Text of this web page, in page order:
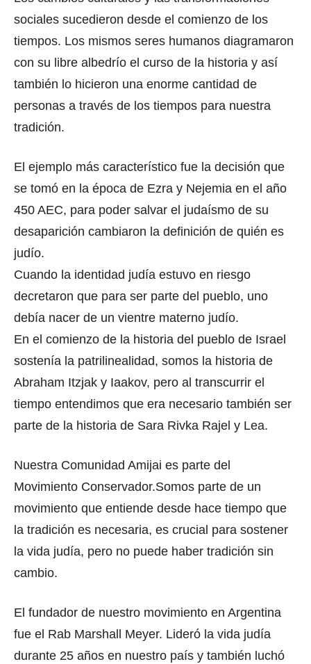
sociales sucedieron desde el comienzo de los
tiempos. Los mismos seres humanos diagramaron
con su libre albedrío el curso de la historia y así
también lo hicieron una enorme cantidad de
personas a través de los tiempos para nuestra
tradición.
El ejemplo más característico fue la decisión que
se tomó en la época de Ezra y Nejemia en el año
450 AEC, para poder salvar el judaísmo de su
desaparición cambiaron la definición de quién es
judío.
Cuando la identidad judía estuvo en riesgo
decretaron que para ser parte del pueblo, uno
debía nacer de un vientre materno judío.
En el comienzo de la historia del pueblo de Israel
sostenía la patrilinealidad, somos la historia de
Abraham Itzjak y Iaakov, pero al transcurrir el
tiempo entendimos que era necesario también ser
parte de la historia de Sara Rivka Rajel y Lea.
Nuestra Comunidad Amijai es parte del
Movimiento Conservador.Somos parte de un
movimiento que entiende desde hace tiempo que
la tradición es necesaria, es crucial para sostener
la vida judía, pero no puede haber tradición sin
cambio.
El fundador de nuestro movimiento en Argentina
fue el Rab Marshall Meyer. Lideró la vida judía
durante 25 años en nuestro país y también luchó